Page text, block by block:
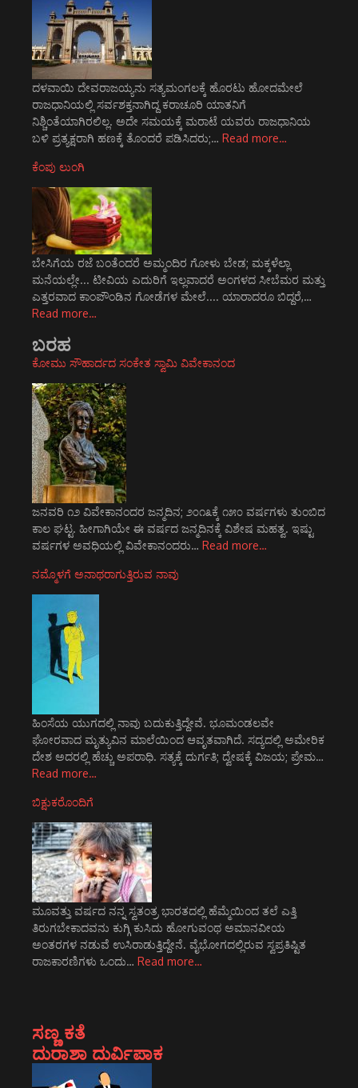
ದಳವಾಯಿ ದೇವರಾಜಯ್ಯನು ಸತ್ಯಮಂಗಲಕ್ಕೆ ಹೊರಟು ಹೋದಮೇಲೆ
ರಾಜಧಾನಿಯಲ್ಲಿ ಸರ್ವಶಕ್ತನಾಗಿದ್ದ ಕರಾಚೂರಿ ಯಾತನಿಗೆ
ನಿಶ್ಚಿಂತೆಯಾಗಿರಲಿಲ್ಲ. ಅದೇ ಸಮಯಕ್ಕೆ ಮರಾಟೆ ಯವರು ರಾಜಧಾನಿಯ
ಬಳಿ ಪ್ರತ್ಯಕ್ಷರಾಗಿ ಹಣಕ್ಕೆ ತೊಂದರೆ ಪಡಿಸಿದರು;… Read more…
ಕೆಂಪು ಲುಂಗಿ
ಬೇಸಿಗೆಯ ರಜೆ ಬಂತೆಂದರೆ ಅಮ್ಮಂದಿರ ಗೋಳು ಬೇಡ; ಮಕ್ಕಳೆಲ್ಲಾ
ಮನೆಯಲ್ಲೇ... ಟೀವಿಯ ಎದುರಿಗೆ ಇಲ್ಲವಾದರೆ ಅಂಗಳದ ಸೀಬೆಮರ ಮತ್ತು
ಎತ್ತರವಾದ ಕಾಂಪೌಂಡಿನ ಗೋಡೆಗಳ ಮೇಲೆ.... ಯಾರಾದರೂ ಬಿದ್ದರೆ,…
Read more…
ಬರಹ
ಕೋಮು ಸೌಹಾರ್ದದ ಸಂಕೇತ ಸ್ವಾಮಿ ವಿವೇಕಾನಂದ
ಜನವರಿ ೧೨ ವಿವೇಕಾನಂದರ ಜನ್ಮದಿನ; ೨೦೧೩ಕ್ಕೆ ೧೫೦ ವರ್ಷಗಳು ತುಂಬಿದ
ಕಾಲ ಘಟ್ಟ. ಹೀಗಾಗಿಯೇ ಈ ವರ್ಷದ ಜನ್ಮದಿನಕ್ಕೆ ವಿಶೇಷ ಮಹತ್ವ. ಇಷ್ಟು
ವರ್ಷಗಳ ಅವಧಿಯಲ್ಲಿ ವಿವೇಕಾನಂದರು… Read more…
ನಮ್ಮೊಳಗೆ ಅನಾಥರಾಗುತ್ತಿರುವ ನಾವು
ಹಿಂಸೆಯ ಯುಗದಲ್ಲಿ ನಾವು ಬದುಕುತ್ತಿದ್ದೇವೆ. ಭೂಮಂಡಲವೇ
ಘೋರವಾದ ಮೃತ್ಯುವಿನ ಮಾಲೆಯಿಂದ ಆವೃತವಾಗಿದೆ. ಸದ್ಯದಲ್ಲಿ ಅಮೇರಿಕ
ದೇಶ ಅದರಲ್ಲಿ ಹೆಚ್ಚು ಅಪರಾಧಿ. ಸತ್ಯಕ್ಕೆ ದುರ್ಗತಿ; ದ್ವೇಷಕ್ಕೆ ವಿಜಯ; ಪ್ರೇಮ…
Read more…
ಬಿಕ್ಷುಕರೊಂದಿಗೆ
ಮೂವತ್ತು ವರ್ಷದ ನನ್ನ ಸ್ವತಂತ್ರ ಭಾರತದಲ್ಲಿ ಹೆಮ್ಮೆಯಿಂದ ತಲೆ ಎತ್ತಿ
ತಿರುಗಬೇಕಾದವನು ಕುಗ್ಗಿ ಕುಸಿದು ಹೋಗುವಂಥ ಅಮಾನವೀಯ
ಅಂತರಗಳ ನಡುವೆ ಉಸಿರಾಡುತ್ತಿದ್ದೇನೆ. ವೈಭೋಗದಲ್ಲಿರುವ ಸ್ವಪ್ರತಿಷ್ಟಿತ
ರಾಜಕಾರಣಿಗಳು ಒಂದು… Read more…
ಸಣ್ಣ ಕತೆ
ದುರಾಶಾ ದುರ್ವಿಪಾಕ